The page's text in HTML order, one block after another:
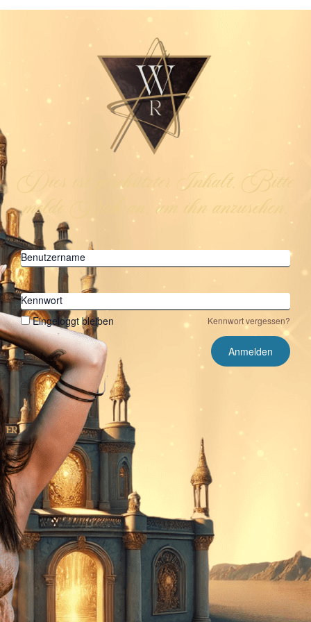
Dies ist geschützter Inhalt. Bitte
melde Dich an, um ihn anzusehen.
Benutzername
Kennwort
Eingeloggt bleiben
Kennwort vergessen?